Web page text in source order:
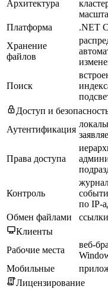
Архитектура
Платформа
.NET
Хранение
файлов
Поиск
Доступ и
Аутентификация
Права доступа
Контроль
по IP-
Обмен файлами
Клиенты
Рабочие места
веб-
Мобильные
Лицензирование